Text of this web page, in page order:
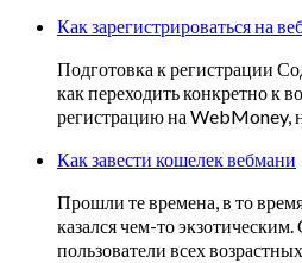
Как зарегистрироваться на
Подготовка к регистрации
как переходить конкретно к
регистрацию на WebMoney,
Как завести кошелек вебмани
Прошли те времена, в то
казался чем-то
пользователи всех